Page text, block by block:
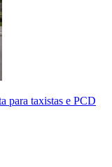
para taxistas e PCD